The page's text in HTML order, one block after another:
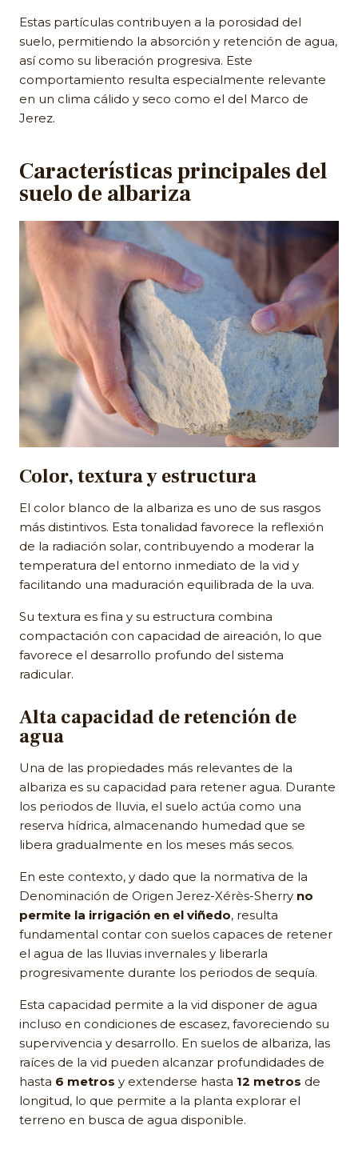
Estas partículas contribuyen a la porosidad del
suelo, permitiendo la absorción y retención de agua,
así como su liberación progresiva. Este
comportamiento resulta especialmente relevante
en un clima cálido y seco como el del Marco de
Jerez.
Características principales del
suelo de albariza
Color, textura y estructura
El color blanco de la albariza es uno de sus rasgos
más distintivos. Esta tonalidad favorece la reflexión
de la radiación solar, contribuyendo a moderar la
temperatura del entorno inmediato de la vid y
facilitando una maduración equilibrada de la uva.
Su textura es fina y su estructura combina
compactación con capacidad de aireación, lo que
favorece el desarrollo profundo del sistema
radicular.
Alta capacidad de retención de
agua
Una de las propiedades más relevantes de la
albariza es su capacidad para retener agua. Durante
los periodos de lluvia, el suelo actúa como una
reserva hídrica, almacenando humedad que se
libera gradualmente en los meses más secos.
En este contexto, y dado que la normativa de la
Denominación de Origen Jerez-Xérès-Sherry no
permite la irrigación en el viñedo, resulta
fundamental contar con suelos capaces de retener
el agua de las lluvias invernales y liberarla
progresivamente durante los periodos de sequía.
Esta capacidad permite a la vid disponer de agua
incluso en condiciones de escasez, favoreciendo su
supervivencia y desarrollo. En suelos de albariza, las
raíces de la vid pueden alcanzar profundidades de
hasta 6 metros y extenderse hasta 12 metros de
longitud, lo que permite a la planta explorar el
terreno en busca de agua disponible.